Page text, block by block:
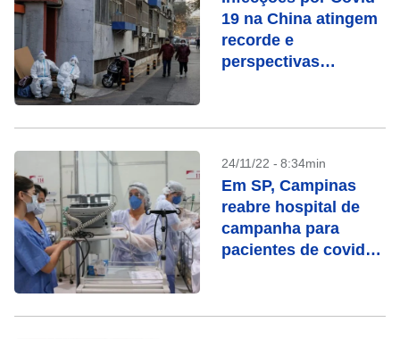
19 na China atingem
recorde e
perspectivas
24/11/22 - 8:34min
Em SP, Campinas
reabre hospital de
campanha para
pacientes de covid-